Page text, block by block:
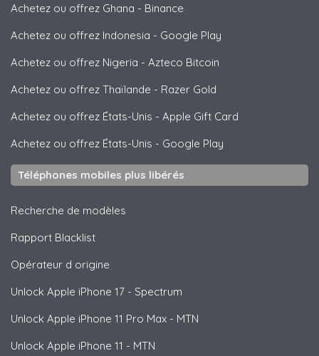
Achetez ou offrez Ghana - Binance
Achetez ou offrez Indonesia - Google Play
Achetez ou offrez Nigeria - Azteco Bitcoin
Achetez ou offrez Thaïlande - Razer Gold
Achetez ou offrez États-Unis - Apple Gift Card
Achetez ou offrez États-Unis - Google Play
Téléphones mobiles plus libérés
Recherche de modèles
Rapport Blacklist
Opérateur d origine
Unlock Apple iPhone 17 - Spectrum
Unlock Apple iPhone 11 Pro Max - MTN
Unlock Apple iPhone 11 - MTN